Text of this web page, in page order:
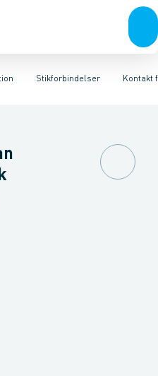
Forgreningsmateriel
Stikforbindelser
og softstartereKontakt
til industrielle konnektorer